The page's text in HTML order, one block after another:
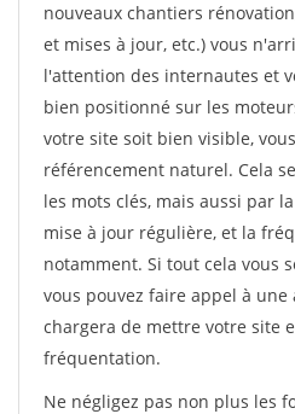
nouveaux chantiers
et mises à jour, etc.) vous
l'attention des internautes et
bien positionné sur les
votre site soit bien visible,
référencement naturel. Cela
les mots clés, mais aussi par
mise à jour régulière, et la
notamment. Si tout cela vous
vous pouvez faire appel à une
chargera de mettre votre site
fréquentation.
Ne négligez pas non plus les